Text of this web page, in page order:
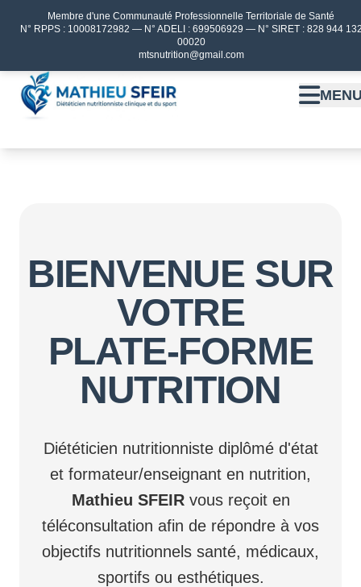
Membre d'une Communauté Professionnelle Territoriale de Santé
N° RPPS : 10008172982 — N° ADELI : 699506929 — N° SIRET : 828 944
00020
mtsnutrition@gmail.com
BIENVENUE SUR
VOTRE
PLATE-FORME
NUTRITION
Diététicien nutritionniste diplômé d'état
et formateur/enseignant en nutrition,
Mathieu SFEIRvous reçoit en
téléconsultation afin de répondre à vos
objectifs nutritionnels santé, médicaux,
sportifs ou esthétiques.